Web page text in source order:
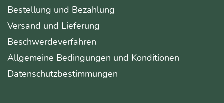
Bestellung und Bezahlung
Versand und Lieferung
Beschwerdeverfahren
Allgemeine Bedingungen und Konditionen
Datenschutzbestimmungen